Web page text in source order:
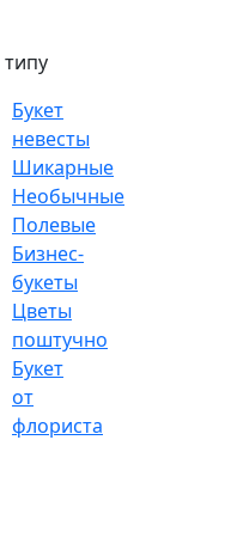
Букет
невесты
Шикарные
Необычные
Полевые
Бизнес-
букеты
Цветы
поштучно
Букет
от
флориста